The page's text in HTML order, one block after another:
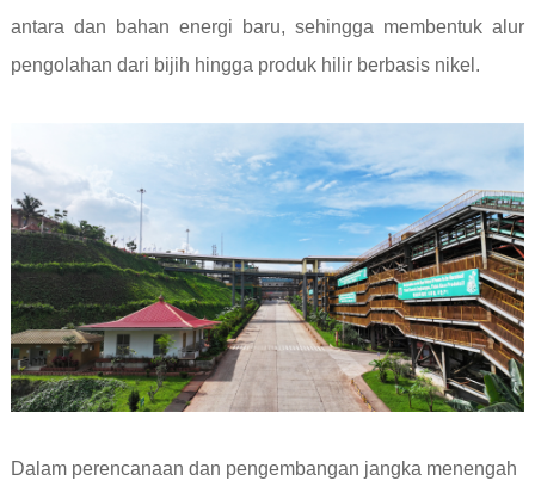
antara dan bahan energi baru, sehingga membentuk alur
pengolahan dari bijih hingga produk hilir berbasis nikel.
Dalam perencanaan dan pengembangan jangka menengah